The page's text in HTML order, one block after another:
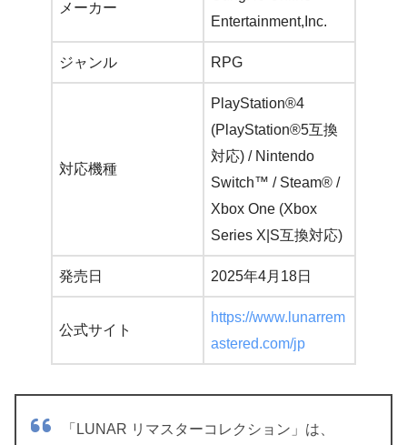
メーカー
Entertainment,Inc.
ジャンル RPG
対応機種
PlayStation®4
(PlayStation®5互換
対応) / Nintendo
Switch™ / Steam® /
Xbox One (Xbox
Series X|S互換対応)
発売日 2025年4月18日
公式サイト
https://www.lunarrem
astered.com/jp
「LUNAR リマスターコレクション」は、